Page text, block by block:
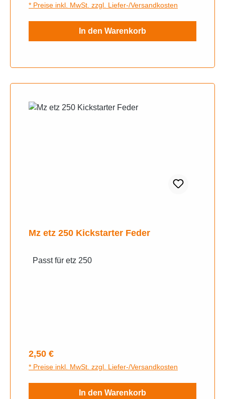
* Preise inkl. MwSt. zzgl. Liefer-/Versandkosten
In den Warenkorb
Mz etz 250 Kickstarter Feder
Passt für etz 250
Regulärer Preis:
2,50 €
* Preise inkl. MwSt. zzgl. Liefer-/Versandkosten
In den Warenkorb